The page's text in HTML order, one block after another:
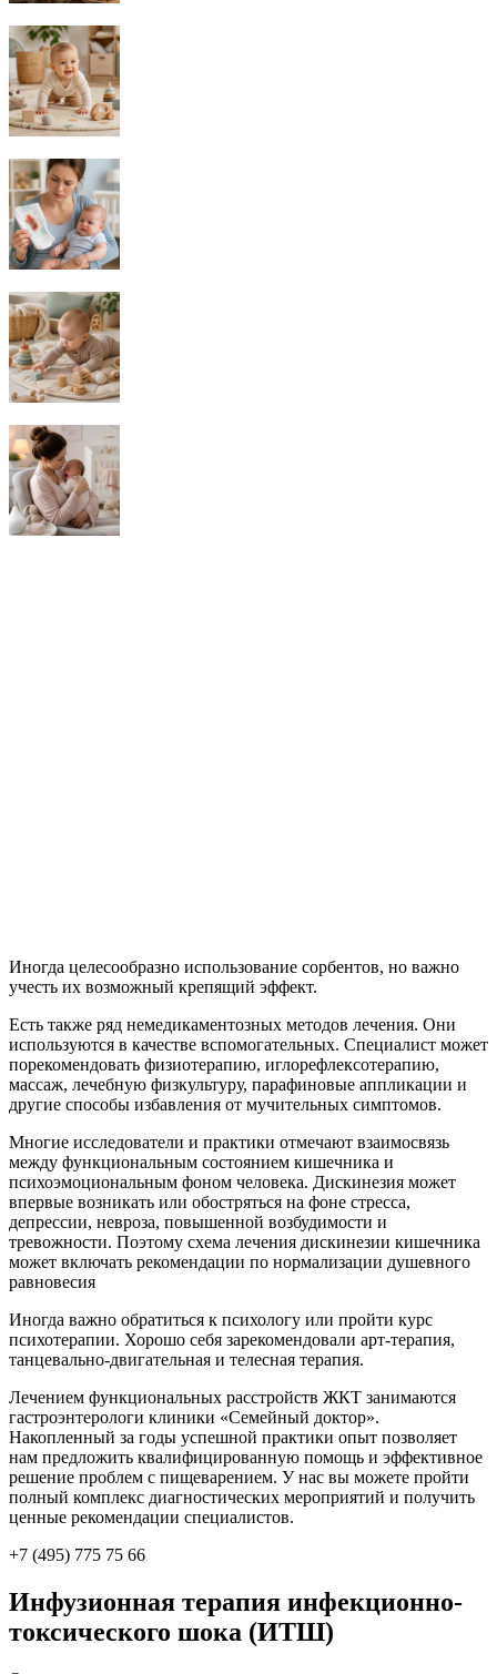
Иногда целесообразно использование сорбентов, но важно
учесть их возможный крепящий эффект.
Есть также ряд немедикаментозных методов лечения. Они
используются в качестве вспомогательных. Специалист может
порекомендовать физиотерапию, иглорефлексотерапию,
массаж, лечебную физкультуру, парафиновые аппликации и
другие способы избавления от мучительных симптомов.
Многие исследователи и практики отмечают взаимосвязь
между функциональным состоянием кишечника и
психоэмоциональным фоном человека. Дискинезия может
впервые возникать или обостряться на фоне стресса,
депрессии, невроза, повышенной возбудимости и
тревожности. Поэтому схема лечения дискинезии кишечника
может включать рекомендации по нормализации душевного
равновесия
Иногда важно обратиться к психологу или пройти курс
психотерапии. Хорошо себя зарекомендовали арт-терапия,
танцевально-двигательная и телесная терапия.
Лечением функциональных расстройств ЖКТ занимаются
гастроэнтерологи клиники «Семейный доктор».
Накопленный за годы успешной практики опыт позволяет
нам предложить квалифицированную помощь и эффективное
решение проблем с пищеварением. У нас вы можете пройти
полный комплекс диагностических мероприятий и получить
ценные рекомендации специалистов.
+7 (495) 775 75 66
Инфузионная терапия инфекционно-
токсического шока (ИТШ)